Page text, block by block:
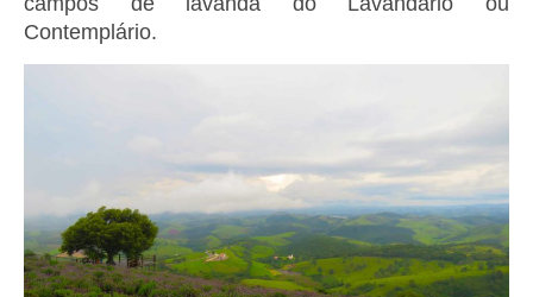
Contemplário.